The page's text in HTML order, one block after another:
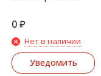
0₽
Нет в наличии
Уведомить